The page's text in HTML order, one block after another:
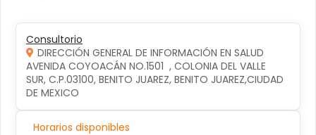
Consultorio
DIRECCIÓN GENERAL DE INFORMACIÓN EN SALUD
AVENIDA COYOACÁN NO.1501  , COLONIA DEL VALLE
SUR, C.P.03100, BENITO JUAREZ, BENITO JUAREZ,CIUDAD
DE MEXICO
Horarios disponibles